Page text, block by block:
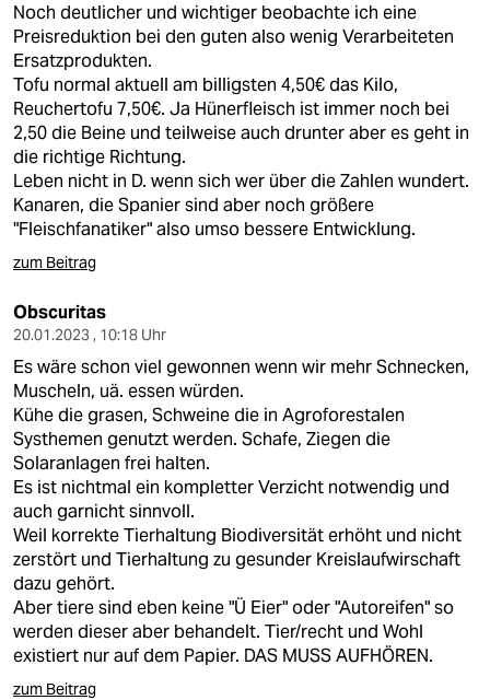
Noch deutlicher und wichtiger beobachte ich eine
Preisreduktion bei den guten also wenig Verarbeiteten
Ersatzprodukten.
Tofu normal aktuell am billigsten 4,50€ das Kilo,
Reuchertofu 7,50€. Ja Hünerfleisch ist immer noch bei
2,50 die Beine und teilweise auch drunter aber es geht in
die richtige Richtung.
Leben nicht in D. wenn sich wer über die Zahlen wundert.
Kanaren, die Spanier sind aber noch größere
"Fleischfanatiker" also umso bessere Entwicklung.
zum Beitrag
Obscuritas
20.01.2023 , 10:18 Uhr
Es wäre schon viel gewonnen wenn wir mehr Schnecken,
Muscheln, uä. essen würden.
Kühe die grasen, Schweine die in Agroforestalen
Systhemen genutzt werden. Schafe, Ziegen die
Solaranlagen frei halten.
Es ist nichtmal ein kompletter Verzicht notwendig und
auch garnicht sinnvoll.
Weil korrekte Tierhaltung Biodiversität erhöht und nicht
zerstört und Tierhaltung zu gesunder Kreislaufwirschaft
dazu gehört.
Aber tiere sind eben keine "Ü Eier" oder "Autoreifen" so
werden dieser aber behandelt. Tier/recht und Wohl
existiert nur auf dem Papier. DAS MUSS AUFHÖREN.
zum Beitrag